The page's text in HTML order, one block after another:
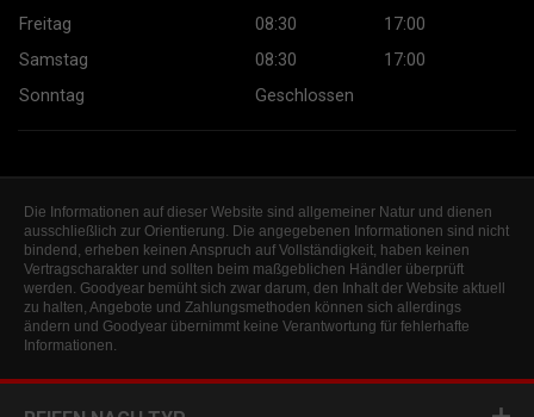
Freitag
08:30
17:00
Samstag
08:30
17:00
Sonntag
Geschlossen
Die Informationen auf dieser Website sind allgemeiner Natur und dienen
ausschließlich zur Orientierung. Die angegebenen Informationen sind nicht
bindend, erheben keinen Anspruch auf Vollständigkeit, haben keinen
Vertragscharakter und sollten beim maßgeblichen Händler überprüft
werden. Goodyear bemüht sich zwar darum, den Inhalt der Website aktuell
zu halten, Angebote und Zahlungsmethoden können sich allerdings
ändern und Goodyear übernimmt keine Verantwortung für fehlerhafte
Informationen.